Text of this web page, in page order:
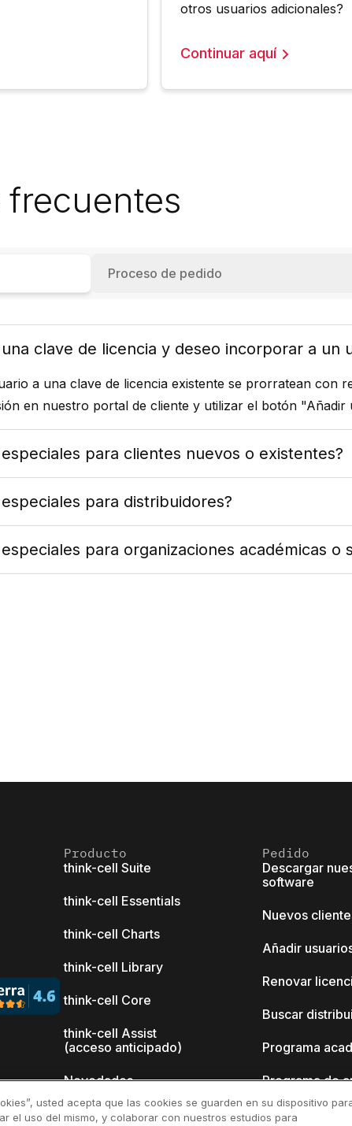
otros usuarios adicionales?
Continuar aquí
frecuentes
Proceso de pedido
clave de licencia y deseo incorporar a un
a una clave de licencia existente se prorratean con
en nuestro portal de cliente y utilizar el botón "Añadir
para clientes nuevos o existentes?
para distribuidores?
para organizaciones académicas o
Producto
think-cell Suite
think-cell Essentials
think-cell Charts
think-cell Library
think-cell Core
think-cell Assist
(acceso anticipado)
Novedades
¿Por qué think-cell?
Pedido
Descargar
software
Nuevos
Añadir
Renovar
Buscar
Programa
Programa de
usted acepta que las cookies se guarden en su dispositivo
el uso del mismo, y colaborar con nuestros estudios para